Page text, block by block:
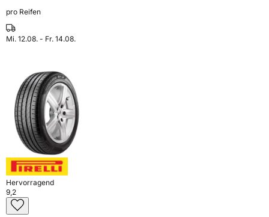
pro Reifen
Mi. 12.08. - Fr. 14.08.
Hervorragend
9,2